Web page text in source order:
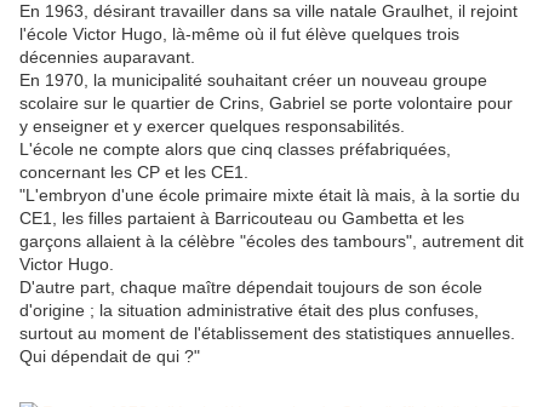
En 1963, désirant travailler dans sa ville natale Graulhet, il rejoint
l'école Victor Hugo, là-même où il fut élève quelques trois
décennies auparavant.
En 1970, la municipalité souhaitant créer un nouveau groupe
scolaire sur le quartier de Crins, Gabriel se porte volontaire pour
y enseigner et y exercer quelques responsabilités.
L'école ne compte alors que cinq classes préfabriquées,
concernant les CP et les CE1.
"L'embryon d'une école primaire mixte était là mais, à la sortie du
CE1, les filles partaient à Barricouteau ou Gambetta et les
garçons allaient à la célèbre "écoles des tambours", autrement dit
Victor Hugo.
D'autre part, chaque maître dépendait toujours de son école
d'origine ; la situation administrative était des plus confuses,
surtout au moment de l'établissement des statistiques annuelles.
Qui dépendait de qui ?"